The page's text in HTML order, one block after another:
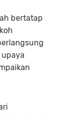
bertatap